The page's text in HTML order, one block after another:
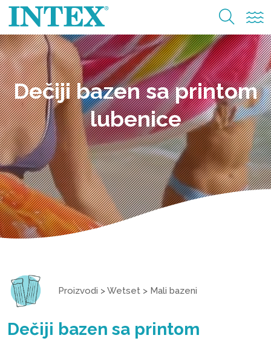
Dečiji bazen sa printom
lubenice
Proizvodi >Wetset > Mali bazeni
Dečiji bazen sa printom